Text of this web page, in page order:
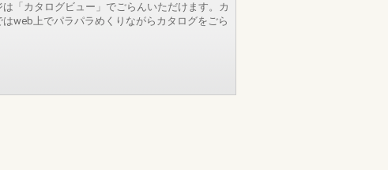
は「カタログビュー」でごらんいただけます。カ
はweb上でパラパラめくりながらカタログをごら